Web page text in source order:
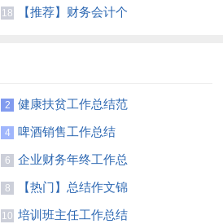
总结
18
【推荐】财务会计个
2
健康扶贫工作总结范
文
4 啤酒销售工作总结
6
企业财务年终工作总
结范文
8
【热门】总结作文锦
集四篇
10 培训班主任工作总结